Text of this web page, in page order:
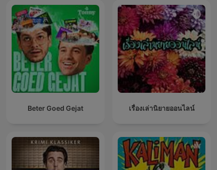
Beter Goed Gejat เรื่องเล่านิยายออนไลน์